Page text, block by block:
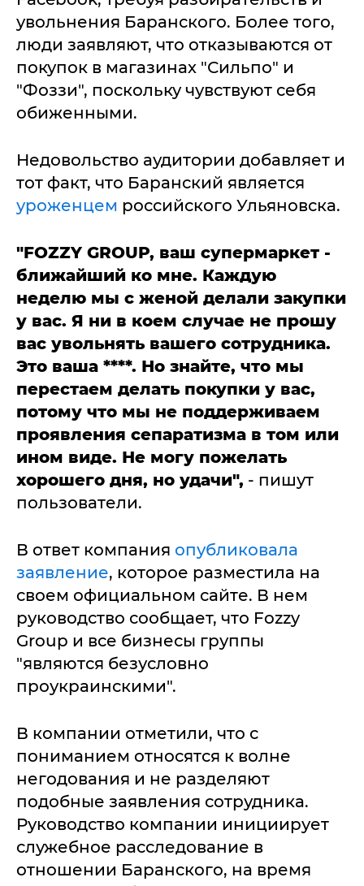
увольнения Баранского. Более того,
люди заявляют, что отказываются от
покупок в магазинах "Сильпо" и
"Фоззи", поскольку чувствуют себя
обиженными.
Недовольство аудитории добавляет и
тот факт, что Баранский является
уроженцем российского Ульяновска.
"FOZZY GROUP, ваш супермаркет -
ближайший ко мне. Каждую
неделю мы с женой делали закупки
у вас. Я ни в коем случае не прошу
вас увольнять вашего сотрудника.
Это ваша ****. Но знайте, что мы
перестаем делать покупки у вас,
потому что мы не поддерживаем
проявления сепаратизма в том или
ином виде. Не могу пожелать
хорошего дня, но удачи", - пишут
пользователи.
В ответ компания опубликовала
заявление, которое разместила на
своем официальном сайте. В нем
руководство сообщает, что Fozzy
Group и все бизнесы группы
"являются безусловно
проукраинскими".
В компании отметили, что с
пониманием относятся к волне
негодования и не разделяют
подобные заявления сотрудника.
Руководство компании инициирует
служебное расследование в
отношении Баранского, на время